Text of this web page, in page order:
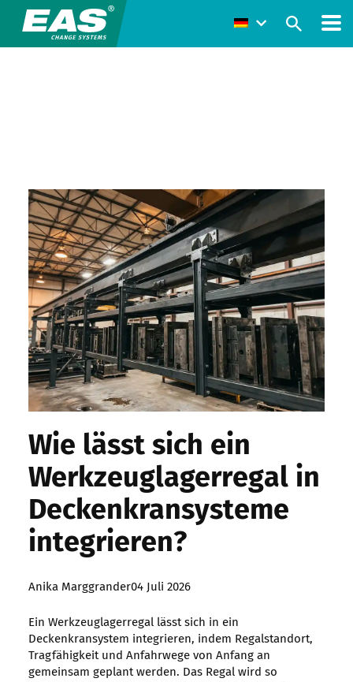
Wie lässt sich ein
Werkzeuglagerregal in
Deckenkransysteme
integrieren?
Posted
Anika Marggrander04 Juli 2026
Ein Werkzeuglagerregal lässt sich in ein
Deckenkransystem integrieren, indem Regalstandort,
Tragfähigkeit und Anfahrwege von Anfang an
gemeinsam geplant werden. Das Regal wird so